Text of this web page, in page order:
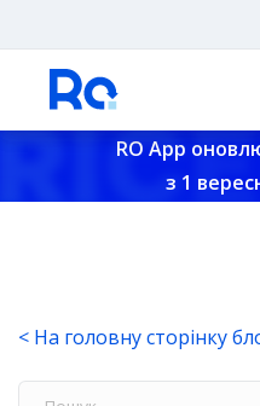
RO App
з 1
< На головну сторінку